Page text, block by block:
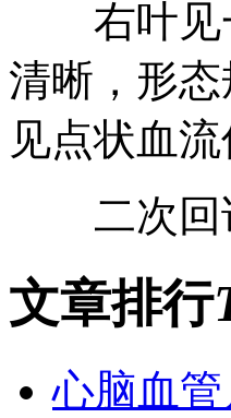
右叶见一
清晰，形
见点状血流
二次回
文章排行
心脑血